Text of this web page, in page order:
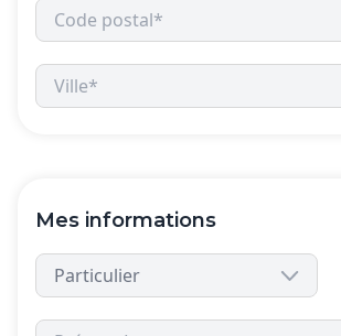
Mes informations